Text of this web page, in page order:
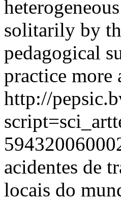
solitarily by
pedagogical
practice more
http://
acidentes de
locais do